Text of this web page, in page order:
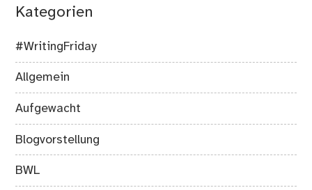
Kategorien
#WritingFriday
Allgemein
Aufgewacht
Blogvorstellung
BWL